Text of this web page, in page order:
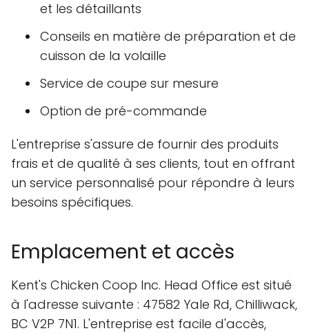
et les détaillants
Conseils en matière de préparation et de
cuisson de la volaille
Service de coupe sur mesure
Option de pré-commande
L'entreprise s'assure de fournir des produits
frais et de qualité à ses clients, tout en offrant
un service personnalisé pour répondre à leurs
besoins spécifiques.
Emplacement et accès
Kent's Chicken Coop Inc. Head Office est situé
à l'adresse suivante : 47582 Yale Rd, Chilliwack,
BC V2P 7N1. L'entreprise est facile d'accès,